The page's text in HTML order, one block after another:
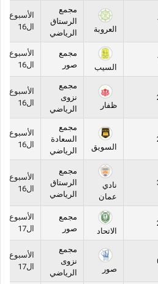
العروبة
مجمع
الرستاق
الرياضي
الأسبوع
ال16
السيب
مجمع
صور
الأسبوع
ال16
ظفار
مجمع
نزوى
الرياضي
الأسبوع
ال16
السويق
مجمع
السعادة
الرياضي
الأسبوع
ال16
نادي
عمان
مجمع
الرستاق
الرياضي
الأسبوع
ال16
الاتحاد
مجمع
صور
الأسبوع
ال17
صور
مجمع
نزوى
الرياضي
الأسبوع
ال17